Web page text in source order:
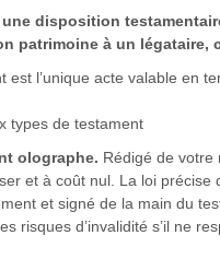
disposition
patrimoine à un légataire,
est l’unique acte valable en
types de testament
olographe. Rédigé de votre
et à coût nul. La loi précise
et signé de la main du
risques d’invalidité s’il ne